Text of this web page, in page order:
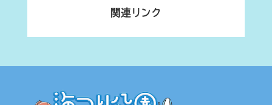
関連リンク